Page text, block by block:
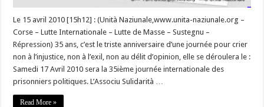
Le 15 avril 2010 [15h12] : (Unità Naziunale,www.unita-naziunale.org –
Corse – Lutte Internationale – Lutte de Masse – Sustegnu –
Répression) 35 ans, c’est le triste anniversaire d’une journée pour crier
non à l’injustice, non à l’exil, non au délit d’opinion, elle se déroulera le :
Samedi 17 Avril 2010 sera la 35ième journée internationale des
prisonniers politiques. L’Associu Sulidarità …
Read More »